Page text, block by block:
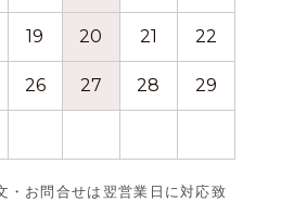
19 20 21 22
26 27 28 29
・お問合せは翌営業日に対応致